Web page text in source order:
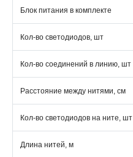
Блок питания в комплекте
Кол-во светодиодов, шт
Кол-во соединений в линию, шт
Расстояние между нитями, см
Кол-во светодиодов на ните, шт
Длина нитей, м